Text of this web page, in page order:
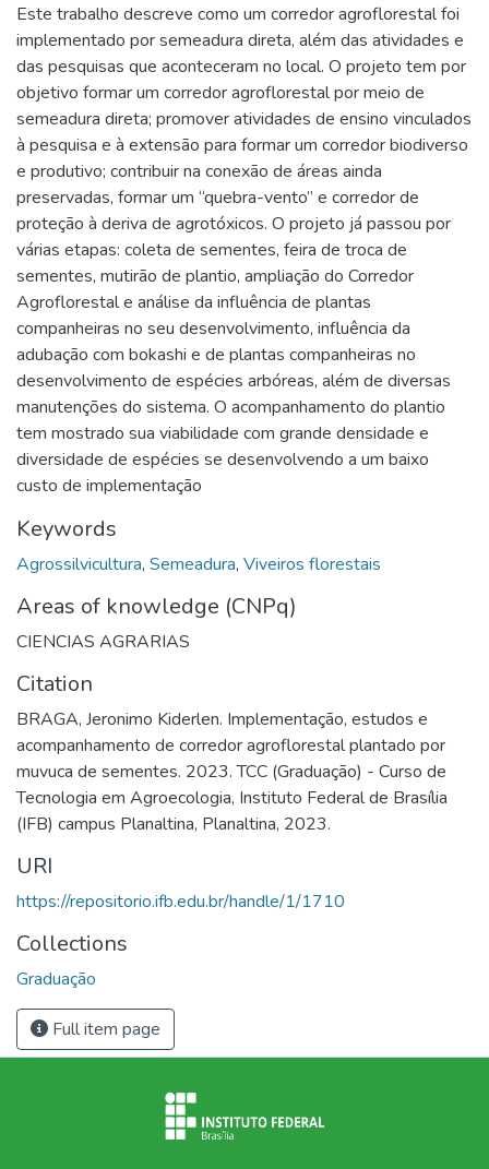
Este trabalho descreve como um corredor agroflorestal foi
implementado por semeadura direta, além das atividades e
das pesquisas que aconteceram no local. O projeto tem por
objetivo formar um corredor agroflorestal por meio de
semeadura direta; promover atividades de ensino vinculados
à pesquisa e à extensão para formar um corredor biodiverso
e produtivo; contribuir na conexão de áreas ainda
preservadas, formar um “quebra-vento” e corredor de
proteção à deriva de agrotóxicos. O projeto já passou por
várias etapas: coleta de sementes, feira de troca de
sementes, mutirão de plantio, ampliação do Corredor
Agroflorestal e análise da influência de plantas
companheiras no seu desenvolvimento, influência da
adubação com bokashi e de plantas companheiras no
desenvolvimento de espécies arbóreas, além de diversas
manutenções do sistema. O acompanhamento do plantio
tem mostrado sua viabilidade com grande densidade e
diversidade de espécies se desenvolvendo a um baixo
custo de implementação
Keywords
Agrossilvicultura, Semeadura, Viveiros florestais
Areas of knowledge (CNPq)
CIENCIAS AGRARIAS
Citation
BRAGA, Jeronimo Kiderlen. Implementação, estudos e
acompanhamento de corredor agroflorestal plantado por
muvuca de sementes. 2023. TCC (Graduação) - Curso de
Tecnologia em Agroecologia, Instituto Federal de Brasília
(IFB) campus Planaltina, Planaltina, 2023.
URI
https://repositorio.ifb.edu.br/handle/1/1710
Collections
Graduação
Full item page